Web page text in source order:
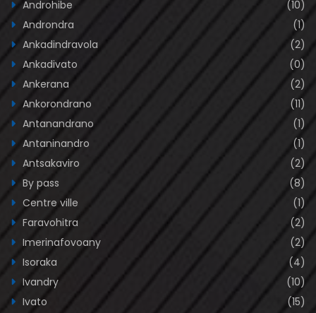
Androhibe
(10)
Androndra
(1)
Ankadindravola
(2)
Ankadivato
(0)
Ankerana
(2)
Ankorondrano
(11)
Antanandrano
(1)
Antaninandro
(1)
Antsakaviro
(2)
By pass
(8)
Centre ville
(1)
Faravohitra
(2)
Imerinafovoany
(2)
Isoraka
(4)
Ivandry
(10)
Ivato
(15)